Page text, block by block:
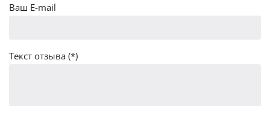
Ваш E-mail
Текст отзыва (*)